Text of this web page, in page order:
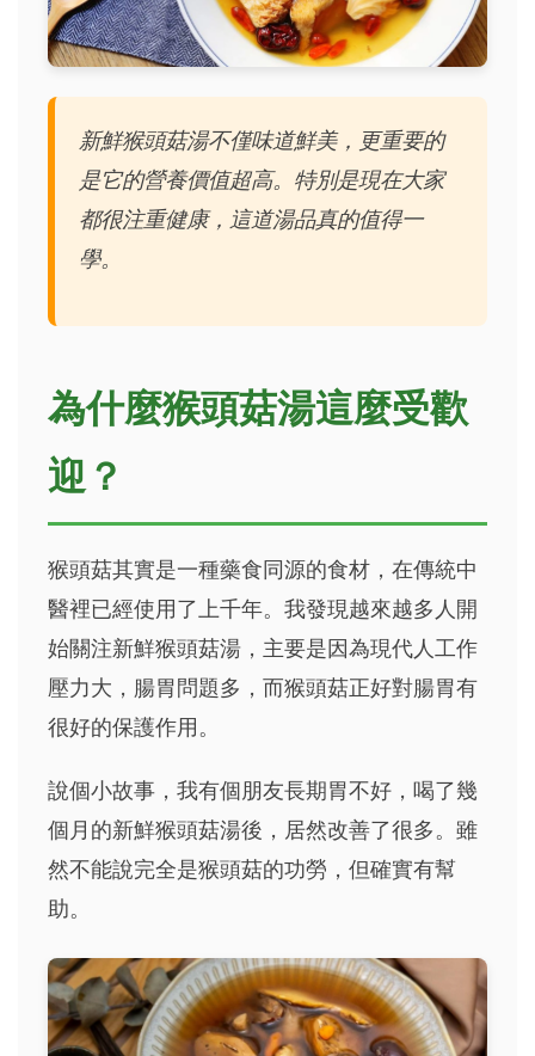
新鮮猴頭菇湯不僅味道鮮美，更重要的
是它的營養價值超高。特別是現在大家
都很注重健康，這道湯品真的值得一
學。
為什麼猴頭菇湯這麼受歡
迎？
猴頭菇其實是一種藥食同源的食材，在傳統中
醫裡已經使用了上千年。我發現越來越多人開
始關注新鮮猴頭菇湯，主要是因為現代人工作
壓力大，腸胃問題多，而猴頭菇正好對腸胃有
很好的保護作用。
說個小故事，我有個朋友長期胃不好，喝了幾
個月的新鮮猴頭菇湯後，居然改善了很多。雖
然不能說完全是猴頭菇的功勞，但確實有幫
助。